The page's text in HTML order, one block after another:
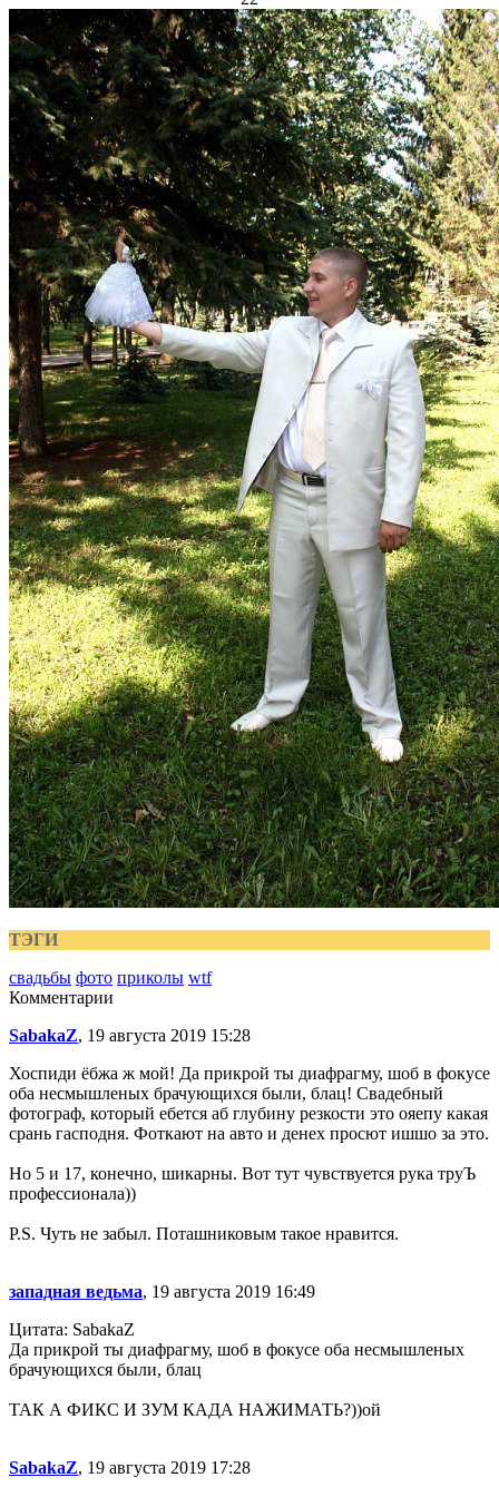
ТЭГИ
свадьбы фото приколы wtf
Комментарии
SabakaZ, 19 августа 2019 15:28
Хоспиди ёбжа ж мой! Да прикрой ты диафрагму, шоб в фокусе
оба несмышленых брачующихся были, блац! Свадебный
фотограф, который ебется аб глубину резкости это ояепу какая
срань гасподня. Фоткают на авто и денех просют ишшо за это.
Но 5 и 17, конечно, шикарны. Вот тут чувствуется рука труЪ
профессионала))
P.S. Чуть не забыл. Поташниковым такое нравится.
западная ведьма, 19 августа 2019 16:49
Цитата: SabakaZ
Да прикрой ты диафрагму, шоб в фокусе оба несмышленых
брачующихся были, блац
ТАК А ФИКС И ЗУМ КАДА НАЖИМАТЬ?))ой
SabakaZ, 19 августа 2019 17:28